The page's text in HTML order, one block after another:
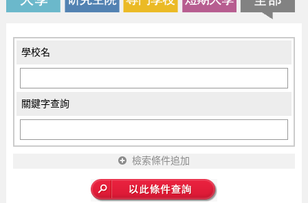
學校名
關鍵字查詢
檢索條件追加